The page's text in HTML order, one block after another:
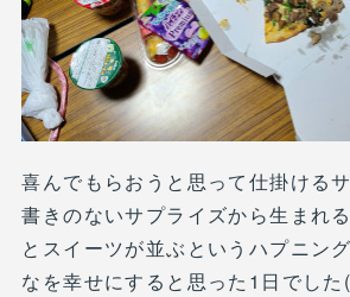
喜んでもらおうと思って仕掛ける
書きのないサプライズから生まれ
とスイーツが並ぶというハプニン
なを幸せにすると思った1日でし